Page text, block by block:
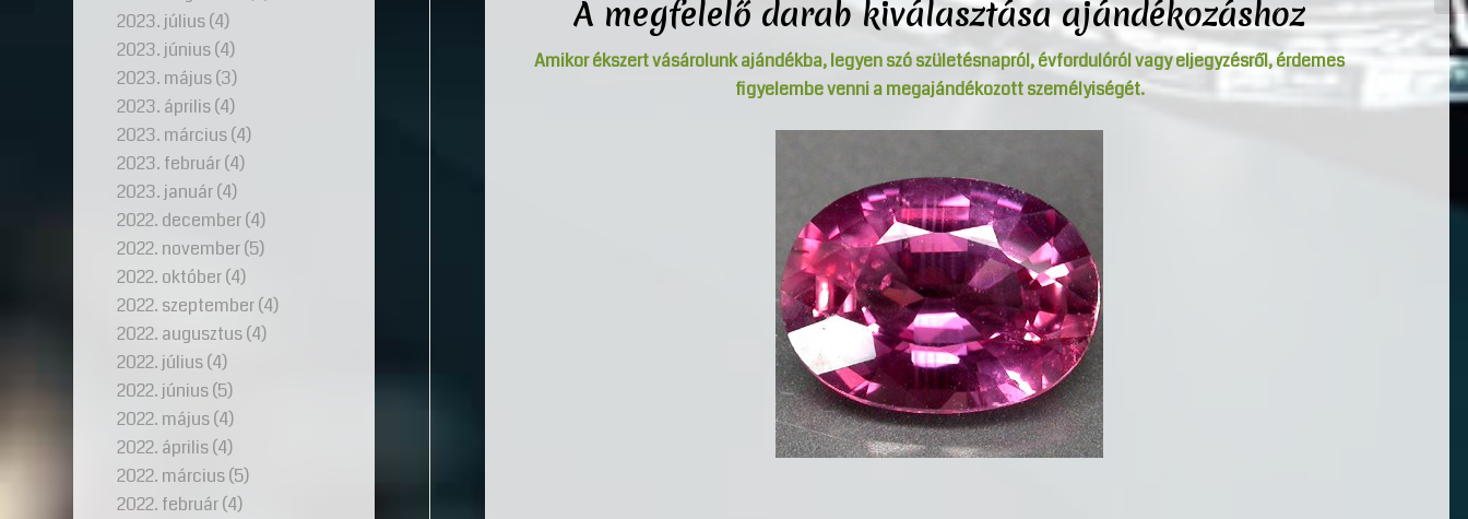
A megfelelő darab kiválasztása ajándékozáshoz
Amikor ékszert vásárolunk ajándékba, legyen szó születésnapról, évfordulóról vagy eljegyzésről, érdemes
figyelembe venni a megajándékozott személyiségét.
2023. július(4)
2023. június(4)
2023. május(3)
2023. április(4)
2023. március(4)
2023. február(4)
2023. január(4)
2022. december(4)
2022. november(5)
2022. október(4)
2022. szeptember(4)
2022. augusztus(4)
2022. július(4)
2022. június(5)
2022. május(4)
2022. április(4)
2022. március(5)
2022. február(4)